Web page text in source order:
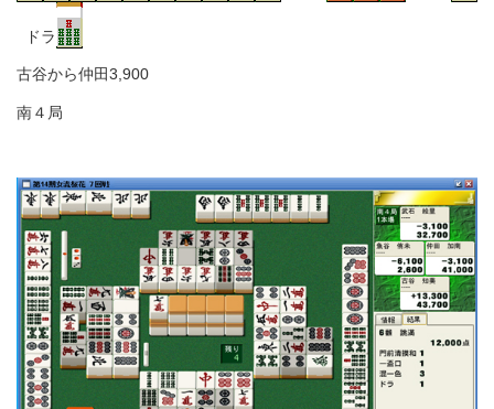
ドラ
古谷から仲田3,900
南４局